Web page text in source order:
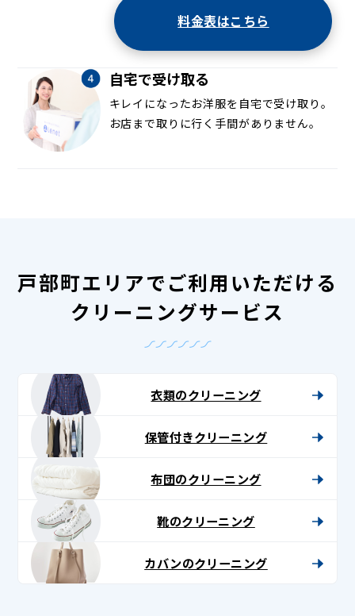
料金表はこちら
自宅で受け取る
キレイになったお洋服を自宅で受け取り。
お店まで取りに行く手間がありません。
戸部町エリアでご利用いただける
クリーニングサービス
衣類のクリーニング
保管付きクリーニング
布団のクリーニング
靴のクリーニング
カバンのクリーニング